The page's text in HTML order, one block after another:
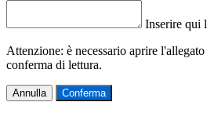
Inserire qui
Attenzione: è necessario aprire l'allegato
conferma di lettura.
Annulla Conferma